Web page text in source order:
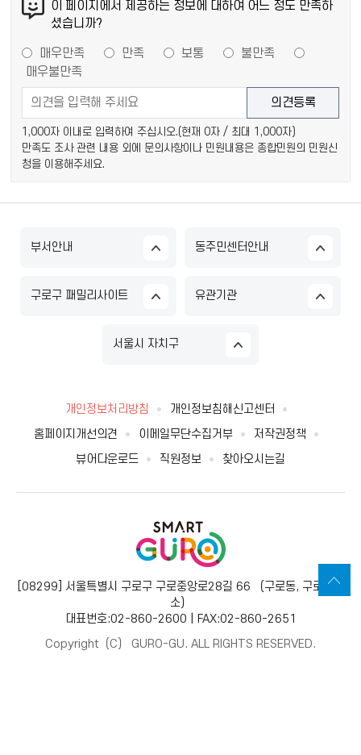
이 페이지에서 제공하는 정보에 대하여 어느 정도 만족하
셨습니까?
매우만족 만족 보통
불만족
매우불만족
1,000자 이내로 입력하여 주십시오.(현재 0자 / 최대 1,000자)
만족도 조사 관련 내용 외에 문의사항이나 민원내용은 종합민원의 민원신
청을 이용해주세요.
부서안내 동주민센터안내
구로구 패밀리사이트 유관기관
서울시 자치구
개인정보처리방침
개인정보침해신고센터
홈페이지개선의견
이메일무단수집거부
저작권정책
뷰어다운로드
직원정보 찾아오시는길
[08299] 서울특별시 구로구 구로중앙로28길 66 （구로동, 구로보건
소）
대표번호:02-860-2600 | FAX:02-860-2651
Copyright（C） GURO-GU. ALL RIGHTS RESERVED.